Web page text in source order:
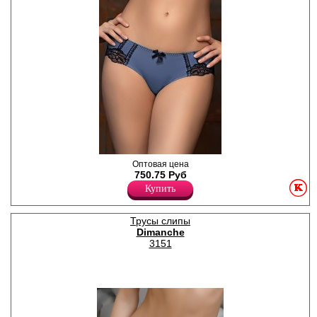
Трусики - слипы женские из
микрофибры с сатиновым
блеском. Модель
декорирована элегантным
кружевом и бантиком на
передней детали. Хлопковая
ластовица. Коллекция Adore
– это совершенство стиля и
безукоризненность
торжественности,
величественности образа.
(Цвета деним, черный кофе,
Оптовая цена
750.75 Руб
Купить
Трусы слипы
Dimanche
3151